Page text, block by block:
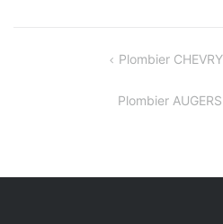
NavigationPlombier
Plombier